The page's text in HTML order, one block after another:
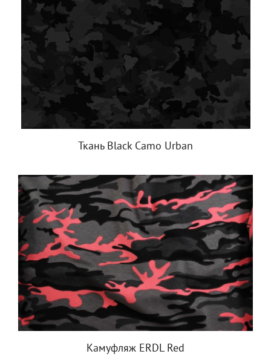
Ткань Black Camo Urban
Камуфляж ERDL Red